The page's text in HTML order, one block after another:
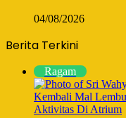
04/08/2026
Berita Terkini
Ragam